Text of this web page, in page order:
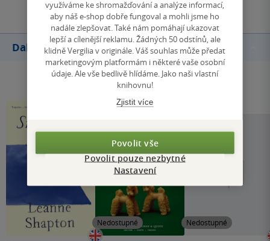
Další knihy autora
Nedostupné Nedostupné
využíváme ke shromažďování a analýze informací,
aby náš e-shop dobře fungoval a mohli jsme ho
nadále zlepšovat. Také nám pomáhají ukazovat
lepší a cílenější reklamu. Žádných 50 odstínů, ale
klidně Vergilia v originále. Váš souhlas může předat
marketingovým platformám i některé vaše osobní
údaje. Ale vše bedlivě hlídáme. Jako naši vlastní
knihovnu!
Zjistit více
Povolit vše
Povolit pouze nezbytné
Nastavení